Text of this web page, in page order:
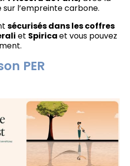
l’empreinte carbone.
sécurisés dans les coffres
et Spiricaet vous pouvez
PER